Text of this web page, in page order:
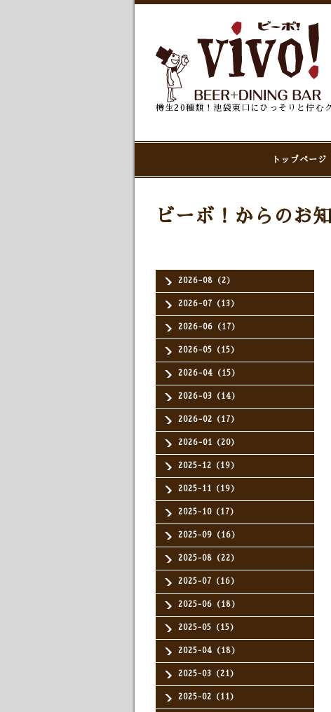
樽生20種類！池袋東口にひっそりと佇む
トップページ
2026-08（2）
2026-07（13）
2026-06（17）
2026-05（15）
2026-04（15）
2026-03（14）
2026-02（17）
2026-01（20）
2025-12（19）
2025-11（19）
2025-10（17）
2025-09（16）
2025-08（22）
2025-07（16）
2025-06（18）
2025-05（15）
2025-04（18）
2025-03（21）
2025-02（11）
ビーボ！からのお